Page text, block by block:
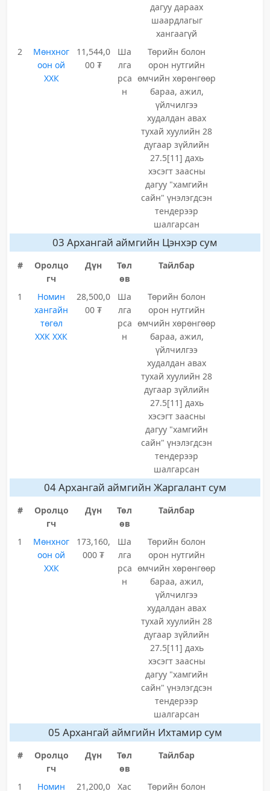
дагуу дараах
шаардлагыг
хангаагүй
2
Мөнхног
оон ой
ХХК
11,544,0
00 ₮
Ша
лга
рса
н
Төрийн болон
орон нутгийн
өмчийн хөрөнгөөр
бараа, ажил,
үйлчилгээ
худалдан авах
тухай хуулийн 28
дугаар зүйлийн
27.5[11] дахь
хэсэгт заасны
дагуу "хамгийн
сайн" үнэлэгдсэн
тендерээр
шалгарсан
03 Архангай аймгийн Цэнхэр сум
#
Оролцо
гч
Дүн
Төл
өв
Тайлбар
1
Номин
хангайн
төгөл
ХХК ХХК
28,500,0
00 ₮
Ша
лга
рса
н
Төрийн болон
орон нутгийн
өмчийн хөрөнгөөр
бараа, ажил,
үйлчилгээ
худалдан авах
тухай хуулийн 28
дугаар зүйлийн
27.5[11] дахь
хэсэгт заасны
дагуу "хамгийн
сайн" үнэлэгдсэн
тендерээр
шалгарсан
04 Архангай аймгийн Жаргалант сум
#
Оролцо
гч
Дүн
Төл
өв
Тайлбар
1
Мөнхног
оон ой
ХХК
173,160,
000 ₮
Ша
лга
рса
н
Төрийн болон
орон нутгийн
өмчийн хөрөнгөөр
бараа, ажил,
үйлчилгээ
худалдан авах
тухай хуулийн 28
дугаар зүйлийн
27.5[11] дахь
хэсэгт заасны
дагуу "хамгийн
сайн" үнэлэгдсэн
тендерээр
шалгарсан
05 Архангай аймгийн Ихтамир сум
#
Оролцо
гч
Дүн
Төл
өв
Тайлбар
1 Номин 21,200,0 Хас Төрийн болон